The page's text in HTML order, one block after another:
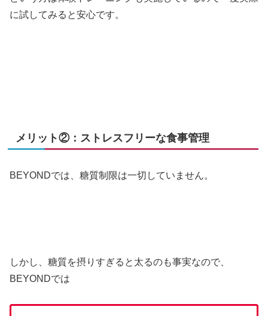
に試してみると安心です。
メリット②：ストレスフリーな食事管理
BEYONDでは、糖質制限は一切していません。
しかし、糖質を摂りすぎると太るのも事実なので、
BEYONDでは